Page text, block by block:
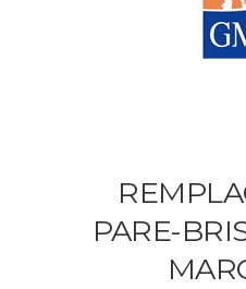
PARE-